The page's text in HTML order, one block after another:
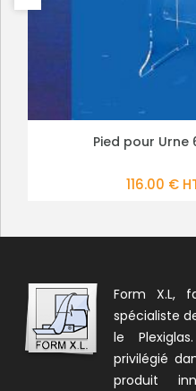
PLUS
Pied pour Urne
116.00 €
PLUS
Protection des
68.00 €
Form X.L,
spécialiste
le
privilégié
produit